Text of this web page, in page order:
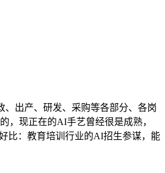
出产、研发、采购等各部分、各岗
，现正在的AI手艺曾经很是成熟，
比：教育培训行业的AI招生参谋，能